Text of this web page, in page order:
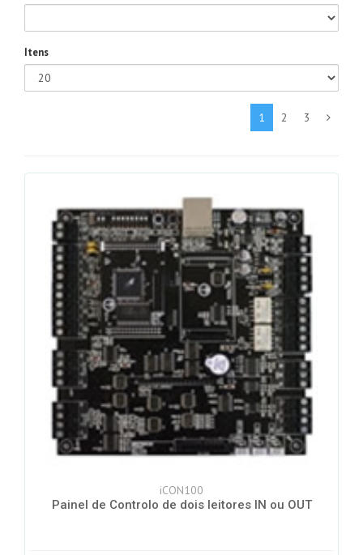
Itens
1 2 3
iCON100
Painel de Controlo de dois leitores IN ou OUT